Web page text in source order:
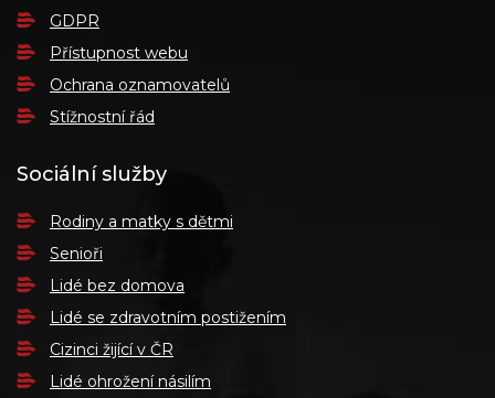
GDPR
Přístupnost webu
Ochrana oznamovatelů
Stížnostní řád
Sociální služby
Rodiny a matky s dětmi
Senioři
Lidé bez domova
Lidé se zdravotním postižením
Cizinci žijící v ČR
Lidé ohrožení násilím